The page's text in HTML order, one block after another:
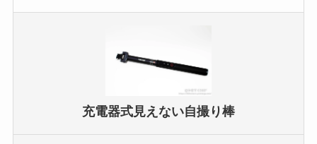
充電器式見えない自撮り棒